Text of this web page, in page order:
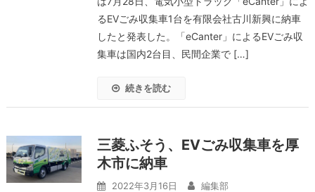
るEVごみ収集車1台を有限会社古川新興に納車
したと発表した。「eCanter」によるEVごみ収
集車は国内2台目、民間企業で […]
続きを読む
三菱ふそう、EVごみ収集車を厚
木市に納車
2022年3月16日 編集部